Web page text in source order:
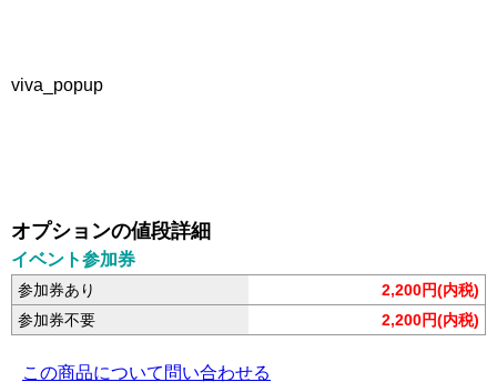
viva_popup
オプションの値段詳細
イベント参加券
参加券あり
2,200円(内税)
参加券不要
2,200円(内税)
この商品について問い合わせる